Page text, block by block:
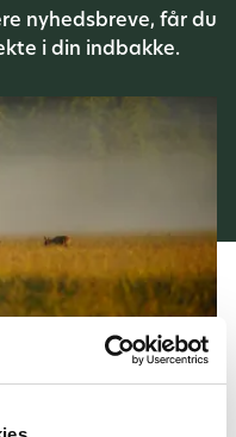
nyhedsbreve, får du
i din indbakke.